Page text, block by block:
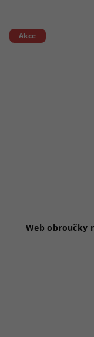
Akce
Web obroučky